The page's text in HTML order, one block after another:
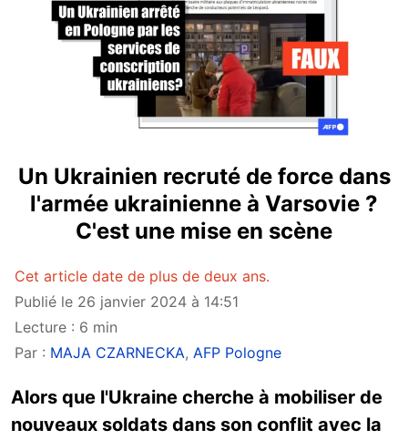
Un Ukrainien recruté de force dans
l'armée ukrainienne à Varsovie ?
C'est une mise en scène
Cet article date de plus de deux ans.
Publié le 26 janvier 2024 à 14:51
Lecture : 6 min
Par : MAJA CZARNECKA, AFP Pologne
Alors que l'Ukraine cherche à mobiliser de
nouveaux soldats dans son conflit avec la